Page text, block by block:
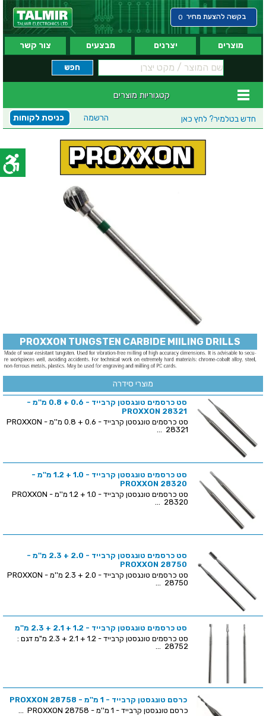
בקשה להצעת מחיר 0
מוצרים יצרנים מבצעים צור קשר
קטגוריות מוצרים
חדש בטלמיר? לחץ כאן כניסת לקוחות הרשמה
PROXXON TUNGSTEN CARBIDE MIILING DRILLS
מוצרי סידרה
סט כרסמים טונגסטן קרבייד - 0.6 + 0.8 מ''מ -
PROXXON 28321
סט כרסמים טונגסטן קרבייד - 0.6 + 0.8 מ''מ - PROXXON
28321 ...
סט כרסמים טונגסטן קרבייד - 1.0 + 1.2 מ''מ -
PROXXON 28320
סט כרסמים טונגסטן קרבייד - 1.0 + 1.2 מ''מ - PROXXON
28320 ...
סט כרסמים טונגסטן קרבייד - 2.0 + 2.3 מ''מ -
PROXXON 28750
סט כרסמים טונגסטן קרבייד - 2.0 + 2.3 מ''מ - PROXXON
28750 ...
סט כרסמים טונגסטן קרבייד - 1.2 + 2.1 + 2.3 מ''מ
סט כרסמים טונגסטן קרבייד - 1.2 + 2.1 + 2.3 מ"מ דגם :
28752 ...
כרסם טונגסטן קרבייד - 1 מ''מ - PROXXON 28758
כרסם טונגסטן קרבייד - 1 מ''מ - PROXXON 28758 ...